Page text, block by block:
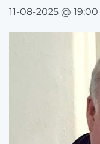
11-08-2025 @ 19:00